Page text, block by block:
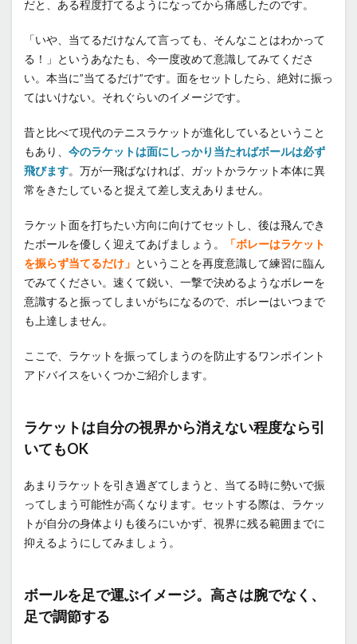
だと、ある程度打てるようになってから痛感したのです。
「いや、当てるだけなんて言っても、そんなことはわかって
る！」というあなたも、今一度改めて意識してみてくださ
い。本当に”当てるだけ”です。面をセットしたら、絶対に振っ
てはいけない。それぐらいのイメージです。
昔と比べて現代のテニスラケットが進化しているということ
もあり、 今のラケットは面にしっかり当たればボールは必ず
飛びます。万が一飛ばなければ、ガットかラケット本体に異
常をきたしていると捉えて差し支えありません。
ラケット面を打ちたい方向に向けてセットし、後は飛んでき
たボールを優しく迎えてあげましょう。
「ボレーはラケット
を振らず当てるだけ」 ということを再度意識して練習に臨ん
でみてください。速くて鋭い、一撃で決めるようなボレーを
意識すると振ってしまいがちになるので、ボレーはいつまで
も上達しません。
ここで、ラケットを振ってしまうのを防止するワンポイント
アドバイスをいくつかご紹介します。
ラケットは自分の視界から消えない程度なら引
いてもOK
あまりラケットを引き過ぎてしまうと、当てる時に勢いで振
ってしまう可能性が高くなります。セットする際は、ラケッ
トが自分の身体よりも後ろにいかず、視界に残る範囲までに
抑えるようにしてみましょう。
ボールを足で運ぶイメージ。高さは腕でなく、
足で調節する